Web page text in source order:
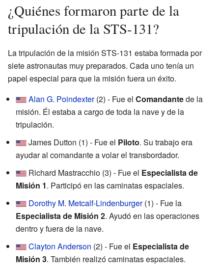
¿Quiénes formaron parte de la
tripulación de la STS-131?
La tripulación de la misión STS-131 estaba formada por
siete astronautas muy preparados. Cada uno tenía un
papel especial para que la misión fuera un éxito.
Alan G. Poindexter(2) - Fue el Comandantede la
misión. Él estaba a cargo de toda la nave y de la
tripulación.
James Dutton (1) - Fue el Piloto. Su trabajo era
ayudar al comandante a volar el transbordador.
Richard Mastracchio (3) - Fue el Especialista de
Misión 1. Participó en las caminatas espaciales.
Dorothy M. Metcalf-Lindenburger(1) - Fue la
Especialista de Misión 2. Ayudó en las operaciones
dentro y fuera de la nave.
Clayton Anderson (2) - Fue el Especialista de
Misión 3. También realizó caminatas espaciales.